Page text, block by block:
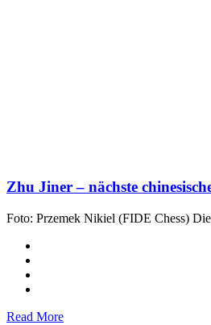
Zhu Jiner – nächste
Foto: Przemek Nikiel (FIDE Chess)
Read More